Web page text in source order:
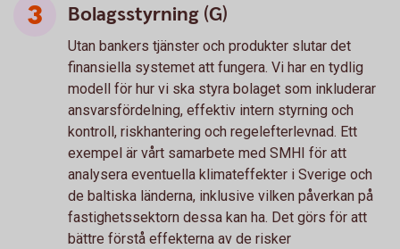
Bolagsstyrning (G)
Utan bankers tjänster och produkter slutar det
finansiella systemet att fungera. Vi har en tydlig
modell för hur vi ska styra bolaget som inkluderar
ansvarsfördelning, effektiv intern styrning och
kontroll, riskhantering och regelefterlevnad. Ett
exempel är vårt samarbete med SMHI för att
analysera eventuella klimateffekter i Sverige och
de baltiska länderna, inklusive vilken påverkan på
fastighetssektorn dessa kan ha. Det görs för att
bättre förstå effekterna av de risker